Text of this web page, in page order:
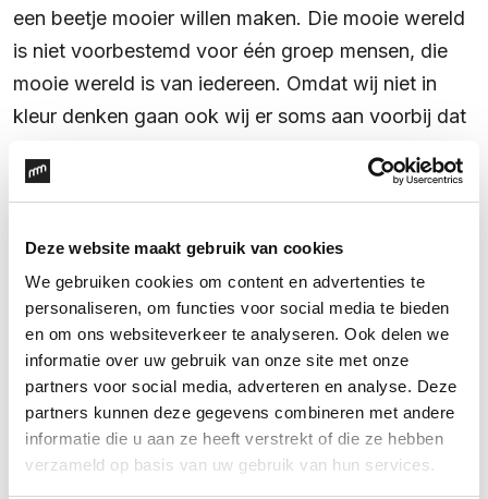
Deze website maakt gebruik van cookies
We gebruiken cookies om content en advertenties te
personaliseren, om functies voor social media te bieden
en om ons websiteverkeer te analyseren. Ook delen we
informatie over uw gebruik van onze site met onze
partners voor social media, adverteren en analyse. Deze
partners kunnen deze gegevens combineren met andere
informatie die u aan ze heeft verstrekt of die ze hebben
verzameld op basis van uw gebruik van hun services.
een beetje mooier willen maken. Die mooie wereld
is niet voorbestemd voor één groep mensen, die
mooie wereld is van iedereen. Omdat wij niet in
kleur denken gaan ook wij er soms aan voorbij dat
bestaat, mensen hebben pijn en dat moet
Daarom zullen wij onszelf blijven verdiepen in het
onderwerp, met elkaar het gesprek aan gaan en
actief nadenken over wat wij zelf kunnen doen om
racisme tegen te gaan.
Ook zullen wij in onze
missie om merken en organisaties te inspireren om
het beter te doen, dit niet alleen vanuit duurzaam
of maatschappelijk perspectief doen. Maar vanaf